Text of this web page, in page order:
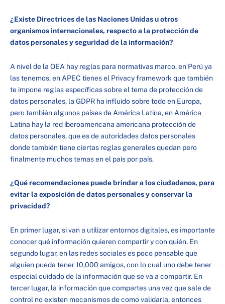
¿Existe Directrices de las Naciones Unidas u otros
organismos internacionales, respecto a la protección de
datos personales y seguridad de la información?
A nivel de la OEA hay reglas para normativas marco, en Perú ya
las tenemos, en APEC tienes el Privacy framework que también
te impone reglas específicas sobre el tema de protección de
datos personales, la GDPR ha influido sobre todo en Europa,
pero también algunos países de América Latina, en América
Latina hay la red iberoamericana americana protección de
datos personales, que es de autoridades datos personales
donde también tiene ciertas reglas generales quedan pero
finalmente muchos temas en el país por país.
¿Qué recomendaciones puede brindar a los ciudadanos, para
evitar la exposición de datos personales y conservar la
privacidad?
En primer lugar, si van a utilizar entornos digitales, es importante
conocer qué información quieren compartir y con quién. En
segundo lugar, en las redes sociales es poco pensable que
alguien pueda tener 10,000 amigos, con lo cual uno debe tener
especial cuidado de la información que se va a compartir. En
tercer lugar, la información que compartes una vez que sale de
control no existen mecanismos de como validarla, entonces